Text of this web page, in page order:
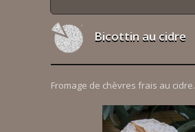
Bicottin au cidre
Fromage de chèvres frais au cidre.